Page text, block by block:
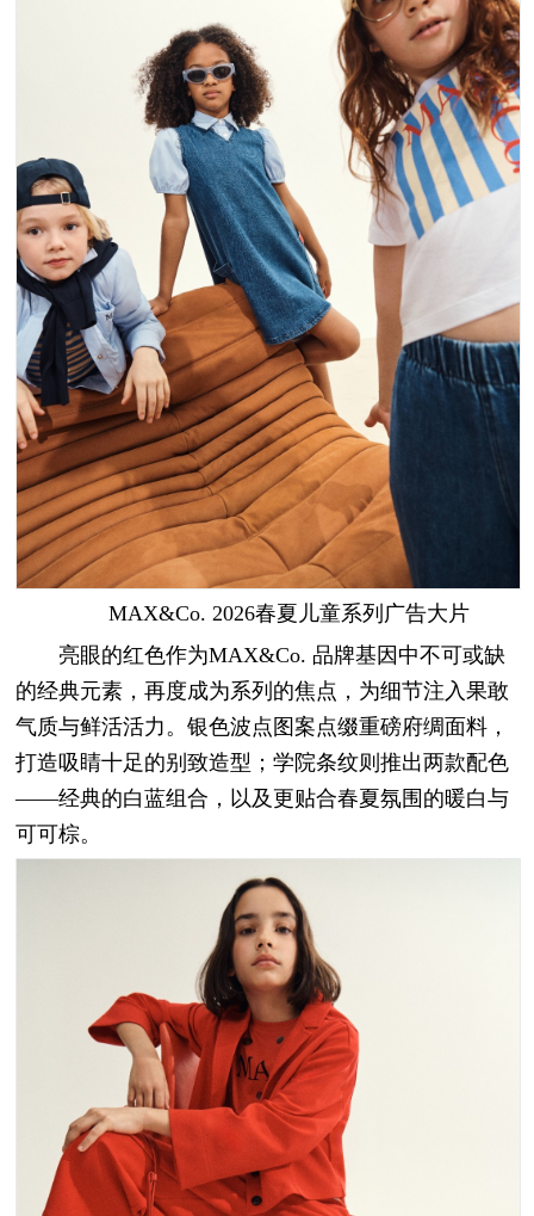
MAX&Co. 2026春夏儿童系列广告大片
亮眼的红色作为MAX&Co. 品牌基因中不可或缺
的经典元素，再度成为系列的焦点，为细节注入果敢
气质与鲜活活力。银色波点图案点缀重磅府绸面料，
打造吸睛十足的别致造型；学院条纹则推出两款配色
——经典的白蓝组合，以及更贴合春夏氛围的暖白与
可可棕。